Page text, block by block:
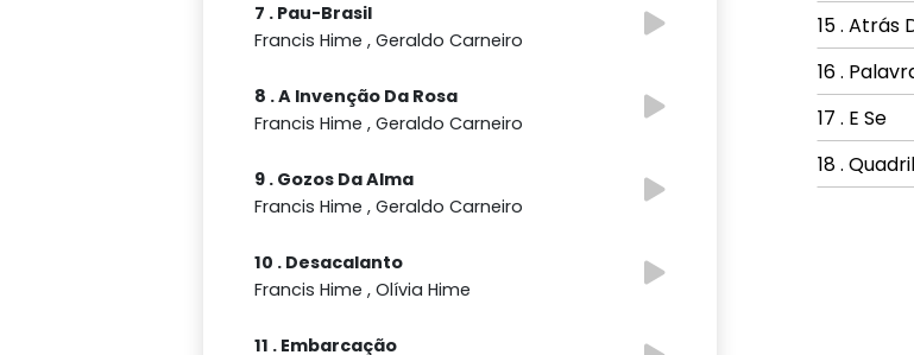
7 . Pau-Brasil
Francis Hime , Geraldo Carneiro
8 . A Invenção Da Rosa
Francis Hime , Geraldo Carneiro
9 . Gozos Da Alma
Francis Hime , Geraldo Carneiro
10 . Desacalanto
Francis Hime , Olívia Hime
11 . Embarcação
15 . Atrás
16 .
17 . E Se
18 .